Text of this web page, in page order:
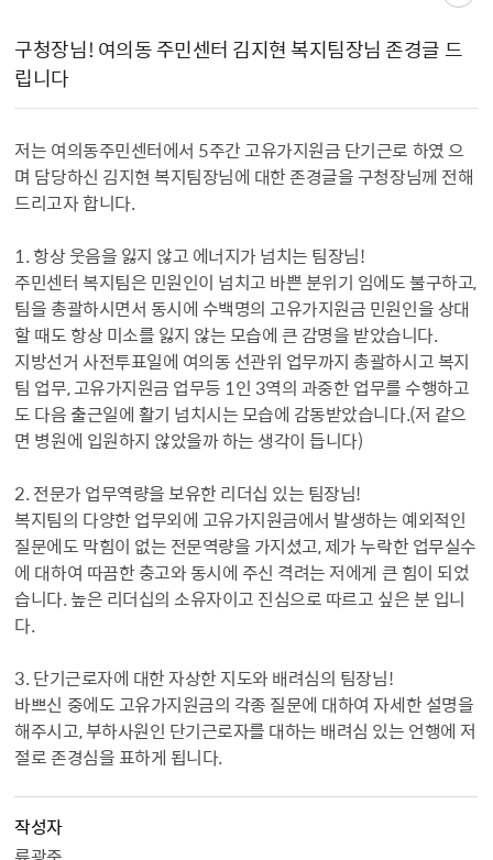
구청장님! 여의동 주민센터 김지현 복지팀장님 존경글 드
립니다
저는 여의동주민센터에서 5주간 고유가지원금 단기근로 하였 으
며 담당하신 김지현 복지팀장님에 대한 존경글을 구청장님께 전해
드리고자 합니다.
1. 항상 웃음을 잃지 않고 에너지가 넘치는 팀장님!
주민센터 복지팀은 민원인이 넘치고 바쁜 분위기 임에도 불구하고,
팀을 총괄하시면서 동시에 수백명의 고유가지원금 민원인을 상대
할 때도 항상 미소를 잃지 않는 모습에 큰 감명을 받았습니다.
지방선거 사전투표일에 여의동 선관위 업무까지 총괄하시고 복지
팀 업무, 고유가지원금 업무등 1인 3역의 과중한 업무를 수행하고
도 다음 출근일에 활기 넘치시는 모습에 감동받았습니다.(저 같으
면 병원에 입원하지 않았을까 하는 생각이 듭니다)
2. 전문가 업무역량을 보유한 리더십 있는 팀장님!
복지팀의 다양한 업무외에 고유가지원금에서 발생하는 예외적인
질문에도 막힘이 없는 전문역량을 가지셨고, 제가 누락한 업무실수
에 대하여 따끔한 충고와 동시에 주신 격려는 저에게 큰 힘이 되었
습니다. 높은 리더십의 소유자이고 진심으로 따르고 싶은 분 입니
다.
3. 단기근로자에 대한 자상한 지도와 배려심의 팀장님!
바쁘신 중에도 고유가지원금의 각종 질문에 대하여 자세한 설명을
해주시고, 부하사원인 단기근로자를 대하는 배려심 있는 언행에 저
절로 존경심을 표하게 됩니다.
작성자